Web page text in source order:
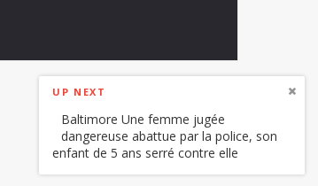
UP NEXT
Baltimore Une femme jugée
dangereuse abattue par la police, son
enfant de 5 ans serré contre elle